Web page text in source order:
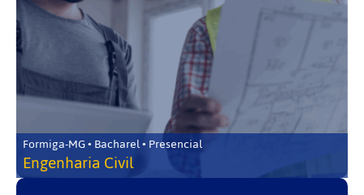
Formiga-MG • Bacharel • Presencial
Engenharia Civil